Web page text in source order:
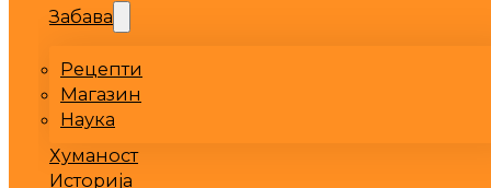
Забава
Рецепти
Магазин
Наука
Хуманост
Историја